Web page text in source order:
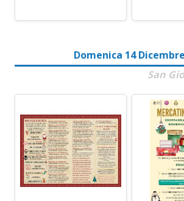
Domenica 14
San